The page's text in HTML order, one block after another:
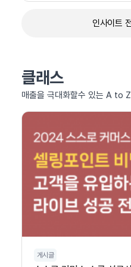
인사이트
클래스
매출을 극대화할수 있는 A to
게시글